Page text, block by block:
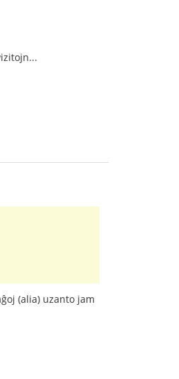
(alia) uzanto jam